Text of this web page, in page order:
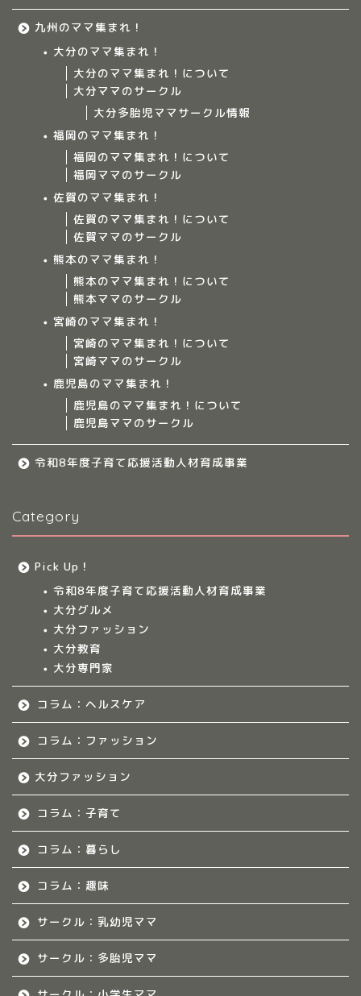
九州のママ集まれ！
大分のママ集まれ！
大分のママ集まれ！について
大分ママのサークル
大分多胎児ママサークル情報
福岡のママ集まれ！
福岡のママ集まれ！について
福岡ママのサークル
佐賀のママ集まれ！
佐賀のママ集まれ！について
佐賀ママのサークル
熊本のママ集まれ！
熊本のママ集まれ！について
熊本ママのサークル
宮崎のママ集まれ！
宮崎のママ集まれ！について
宮崎ママのサークル
鹿児島のママ集まれ！
鹿児島のママ集まれ！について
鹿児島ママのサークル
令和8年度子育て応援活動人材育成事業
Category
Pick Up！
令和8年度子育て応援活動人材育成事業
大分グルメ
大分ファッション
大分教育
大分専門家
コラム：ヘルスケア
コラム：ファッション
大分ファッション
コラム：子育て
コラム：暮らし
コラム：趣味
サークル：乳幼児ママ
サークル：多胎児ママ
ママ集まれ！について
ママ集まれ！スタッフ
九州のママ集まれ！
大分のママ集まれ！
福岡のママ集まれ！につ
佐賀のママ集まれ！につ